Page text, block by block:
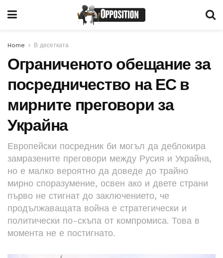
Home В десетката
Ограниченото обещание за
посредничество на ЕС в
мирните преговори за
Украйна
Европейски посредник би могъл да деблокира
замразените преговори между Русия и Украйна,
но е малко вероятно да доведе до трайно
мирно споразумение, освен ако и двете страни
първо не стигнат до заключението, че
продължаващата война е стратегически и
политически по-скъпа от компромиса. Това в
момента не е постигнато.